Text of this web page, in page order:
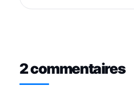
2 commentaires